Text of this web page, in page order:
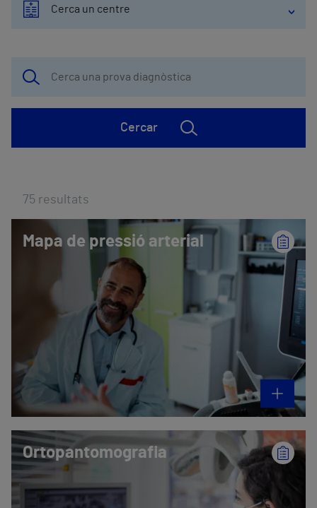
Cerca un centre
Cercar
75 resultats
Mapa de pressió arterial
Ortopantomografia